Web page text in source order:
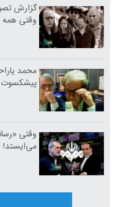
گزارش
وقتی همه
محمد
پیشکسوت
وقتی
می‌ایستد!